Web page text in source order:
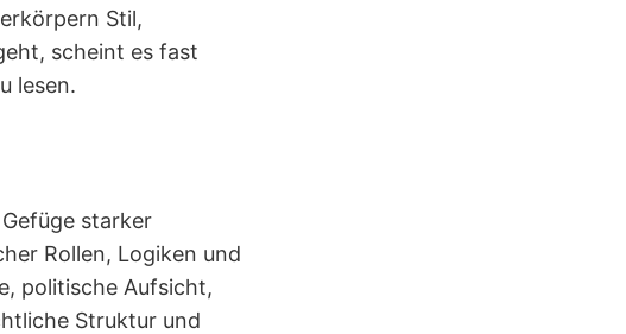
Stil,
scheint es fast
lesen.
starker
Rollen, Logiken und
politische Aufsicht,
Struktur und